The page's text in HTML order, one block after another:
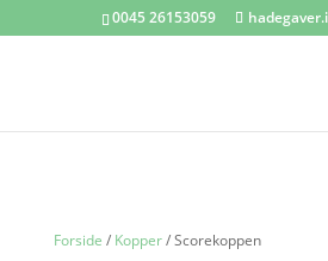
0045 26153059
Forside / Kopper/ Scorekoppen